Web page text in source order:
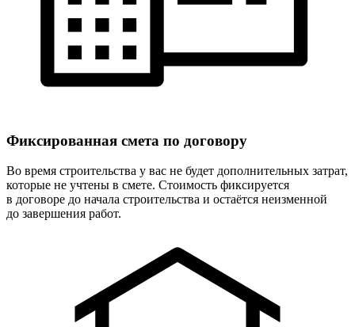
Фиксированная смета по договору
Во время строительства у вас не будет дополнительных затрат,
которые не учтены в смете. Стоимость фиксируется
в договоре до начала строительства и остаётся неизменной
до завершения работ.